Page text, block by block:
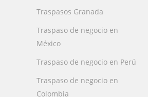
Traspasos Granada
Traspaso de negocio en
México
Traspaso de negocio en Perú
Traspaso de negocio en
Colombia